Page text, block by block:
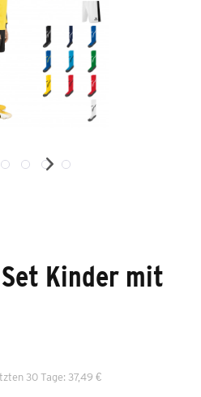
Kinder mit
30 Tage: 37,49 €